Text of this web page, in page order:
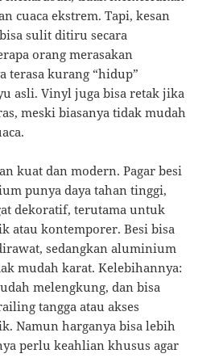
cuaca ekstrem. Tapi, kesan
sulit ditiru secara
orang merasakan
terasa kurang “hidup”
asli. Vinyl juga bisa retak jika
meski biasanya tidak mudah
kuat dan modern. Pagar besi
punya daya tahan tinggi,
dekoratif, terutama untuk
atau kontemporer. Besi bisa
sedangkan aluminium
mudah karat. Kelebihannya:
melengkung, dan bisa
tangga atau akses
Namun harganya bisa lebih
perlu keahlian khusus agar